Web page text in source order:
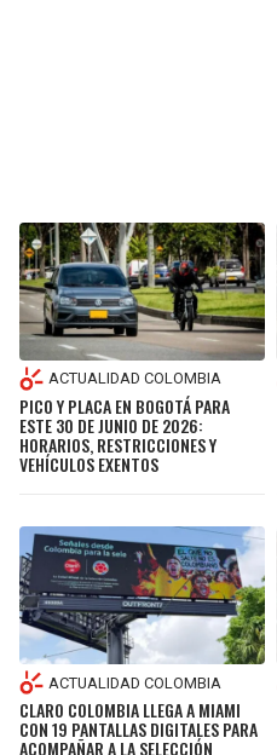
ACTUALIDAD COLOMBIA
PICO Y PLACA EN BOGOTÁ PARA
ESTE 30 DE JUNIO DE 2026:
HORARIOS, RESTRICCIONES Y
VEHÍCULOS EXENTOS
ACTUALIDAD COLOMBIA
CLARO COLOMBIA LLEGA A MIAMI
CON 19 PANTALLAS DIGITALES PARA
ACOMPAÑAR A LA SELECCIÓN